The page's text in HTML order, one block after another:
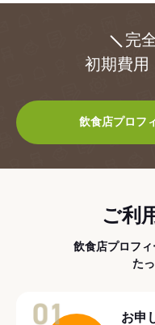
完
初期費用
飲食店プロフ
ご利
飲食店プロフ
た
お申